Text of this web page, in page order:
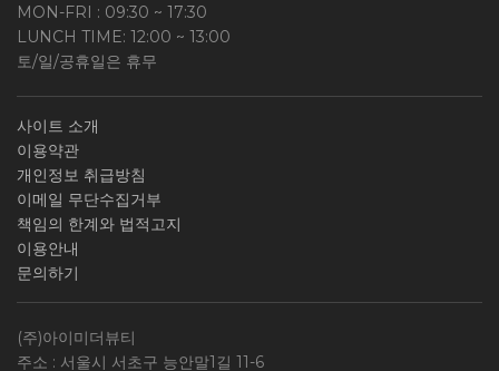
MON-FRI : 09:30 ~ 17:30
LUNCH TIME: 12:00 ~ 13:00
토/일/공휴일은 휴무
사이트 소개
이용약관
개인정보 취급방침
이메일 무단수집거부
책임의 한계와 법적고지
이용안내
문의하기
(주)아이미더뷰티
주소 : 서울시 서초구 능안말1길 11-6